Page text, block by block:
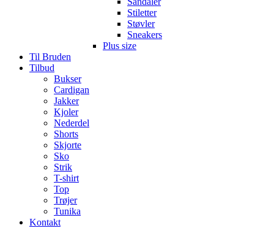
Stiletter
Støvler
Sneakers
Plus size
Til Bruden
Tilbud
Bukser
Cardigan
Jakker
Kjoler
Nederdel
Shorts
Skjorte
Sko
Strik
T-shirt
Top
Trøjer
Tunika
Kontakt